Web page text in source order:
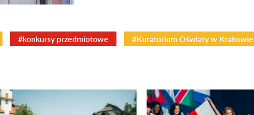
#konkursy przedmiotowe #Kuratorium Oświaty w Krakowie